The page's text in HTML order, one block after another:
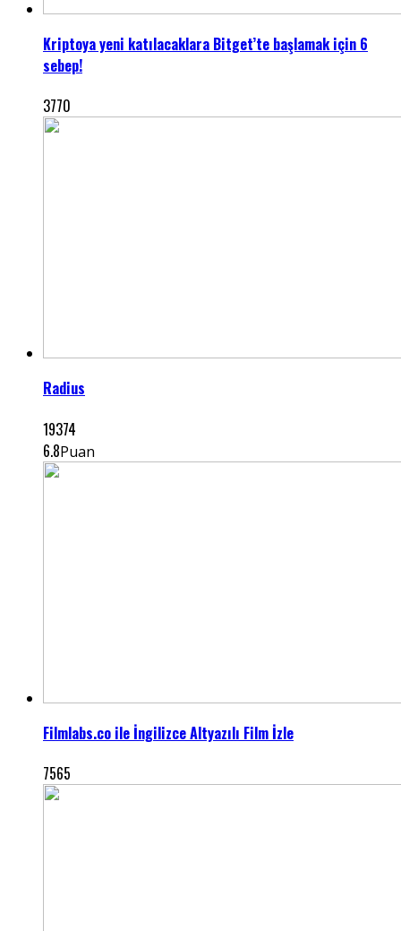
Kriptoya yeni katılacaklara Bitget’te başlamak için 6
sebep!
3770
Radius
19374
6.8Puan
Filmlabs.co ile İngilizce Altyazılı Film İzle
7565